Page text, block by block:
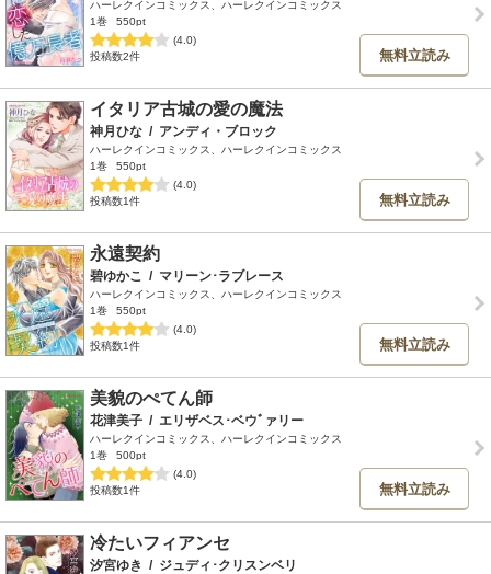
ハーレクインコミックス、ハーレクインコミックス
1巻
550pt
(4.0)
投稿数2件
無料立読み
イタリア古城の愛の魔法
神月ひな / アンディ・ブロック
ハーレクインコミックス、ハーレクインコミックス
1巻
550pt
(4.0)
投稿数1件
無料立読み
永遠契約
碧ゆかこ / マリーン･ラブレース
ハーレクインコミックス、ハーレクインコミックス
1巻
550pt
(4.0)
投稿数1件
無料立読み
美貌のぺてん師
花津美子 / エリザベス･ベウﾞァリー
ハーレクインコミックス、ハーレクインコミックス
1巻
500pt
(4.0)
投稿数1件
無料立読み
冷たいフィアンセ
汐宮ゆき / ジュディ･クリスンベリ